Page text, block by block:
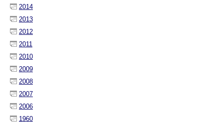
2014
2013
2012
2011
2010
2009
2008
2007
2006
1960